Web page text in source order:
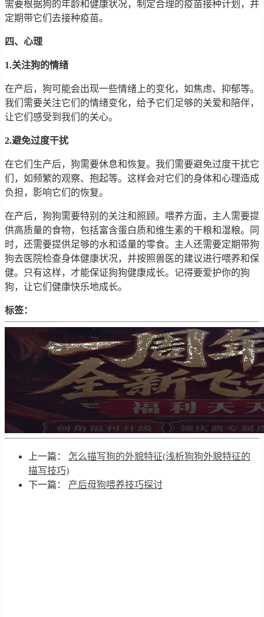
需要根据狗的年龄和健康状况，制定合理的疫苗接种计划，并
定期带它们去接种疫苗。
四、心理
1.关注狗的情绪
在产后，狗可能会出现一些情绪上的变化，如焦虑、抑郁等。
我们需要关注它们的情绪变化，给予它们足够的关爱和陪伴，
让它们感受到我们的关心。
2.避免过度干扰
在它们生产后，狗需要休息和恢复。我们需要避免过度干扰它
们，如频繁的观察、抱起等。这样会对它们的身体和心理造成
负担，影响它们的恢复。
在产后，狗狗需要特别的关注和照顾。喂养方面，主人需要提
供高质量的食物，包括富含蛋白质和维生素的干粮和湿粮。同
时，还需要提供足够的水和适量的零食。主人还需要定期带狗
狗去医院检查身体健康状况，并按照兽医的建议进行喂养和保
健。只有这样，才能保证狗狗健康成长。记得要爱护你的狗
狗，让它们健康快乐地成长。
标签：
上一篇： 怎么描写狗的外貌特征(浅析狗狗外貌特征的
描写技巧)
下一篇： 产后母狗喂养技巧探讨